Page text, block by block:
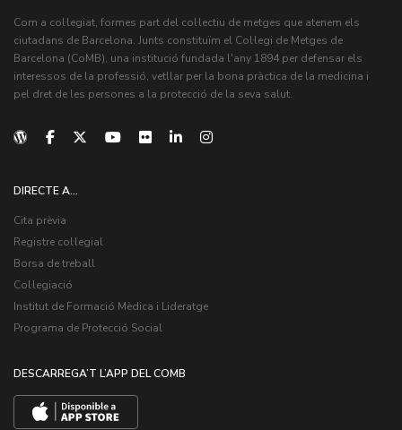
Com a col·legiat, formes part del col·lectiu de metges que atenem els
ciutadans de Barcelona. Junts constituïm el Col·legi de Metges de
Barcelona (CoMB), una institució fundada l'any 1894 per defensar els
interessos de la professió, vetllar per la bona pràctica de la medicina i
pel dret de les persones a la protecció de la seva salut.
DIRECTE A...
Cita prèvia
Registre col·legial
Borsa de treball
Col·legiació
Institut de Formació Mèdica i Lideratge
Programa de Protecció Social
DESCARREGA’T L’APP DEL COMB